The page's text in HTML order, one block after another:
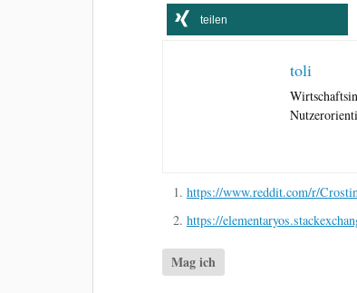
teilen
toli
https://www.reddit.com/r/
https://
Mag ich